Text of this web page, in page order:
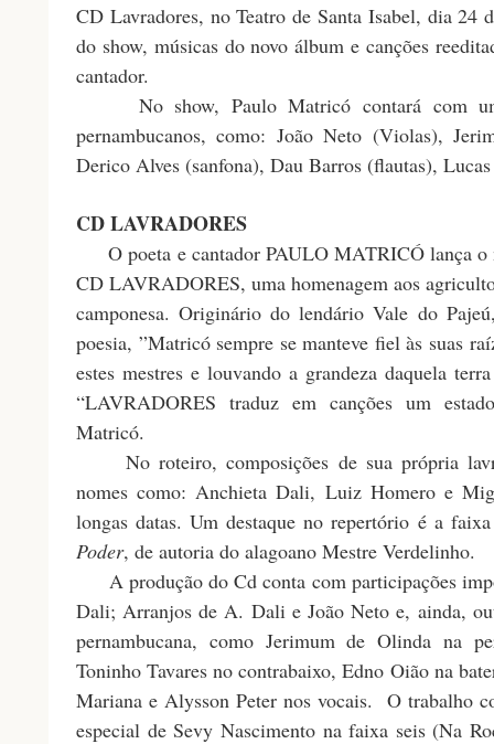
CD Lavradores, no Teatro de Santa Isabel, dia 24
do show, músicas do novo álbum e canções
cantador.
No show, Paulo Matricó contará com um
pernambucanos, como: João Neto (Violas),
Derico Alves (sanfona), Dau Barros (flautas),
CD LAVRADORES
O poeta e cantador PAULO MATRICÓ lança o
CD LAVRADORES, uma homenagem aos
camponesa. Originário do lendário Vale do
poesia, ”Matricó sempre se manteve fiel às suas
estes mestres e louvando a grandeza daquela
“LAVRADORES traduz em canções um
Matricó.
No roteiro, composições de sua própria
nomes como: Anchieta Dali, Luiz Homero e
longas datas. Um destaque no repertório é a
Poder, de autoria do alagoano Mestre Verdelinho.
A produção do Cd conta com participações
Dali; Arranjos de A. Dali e João Neto e, ainda,
pernambucana, como Jerimum de Olinda na
Toninho Tavares no contrabaixo, Edno Oião na
Mariana e Alysson Peter nos vocais.
O trabalho
especial de Sevy Nascimento na faixa seis (Na